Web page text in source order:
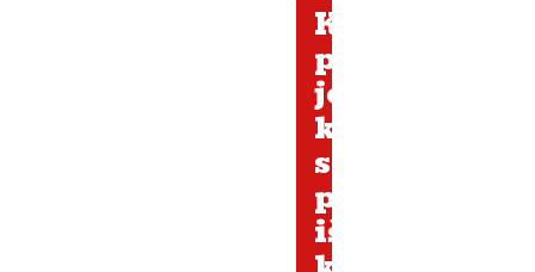
Kako
pa
je,
ko
slovenska
podjetja
iščejo